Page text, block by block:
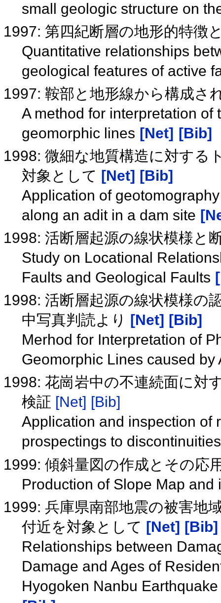
small geologic structure on
1997: 第四紀断層の地形的特徴
Quantitative relationships
geological features of active
1997: 鞍部と地形線から構成さ
A method for interpretation
geomorphic lines [Net]
[Bib]
1998: 微細な地質構造に対する
対象として [Net] [Bib]
Application of
along an adit in a dam site
1998: 活断層起源の線状模様と
Study on Locational
Faults and Geological Faults
1998: 活断層起源の線状模様の
中写真判読より
[Net] [Bib]
Merhod for Interpretation of
Geomorphic Lines caused
1998: 花崗岩中の不連続面に対
検証 [Net] [Bib]
Application and inspection of
prospectings to
1999: 傾斜量図の作成とその応
Production of Slope Map
1999: 兵庫県南部地震の被害地
付近を対象として [Net] [Bib]
Relationships between
Damage and Ages of
Hyogoken Nanbu